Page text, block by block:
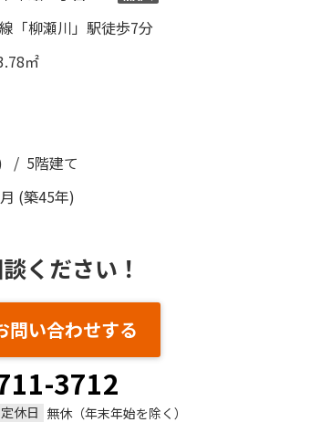
「柳瀬川」駅徒歩7分
㎡
/ 5階建て
(築45年)
ください！
問い合わせする
3712
定休日 無休（年末年始を除く）